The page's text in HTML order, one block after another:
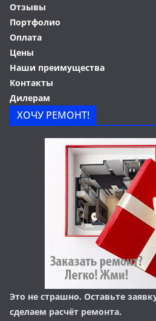
Отзывы
Портфолио
Оплата
Цены
Наши преимущества
Контакты
Дилерам
ХОЧУ РЕМОНТ!
Это не страшно. Оставьте
сделаем расчёт ремонта.